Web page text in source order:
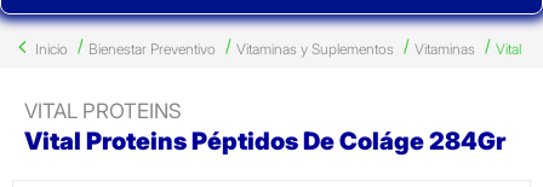
Inicio Bienestar Preventivo Vitaminas y Suplementos Vitaminas Vital
VITAL PROTEINS
Vital Proteins Péptidos De Coláge 284Gr